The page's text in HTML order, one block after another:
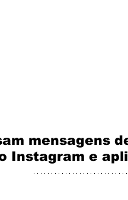
mensagens
Instagram e